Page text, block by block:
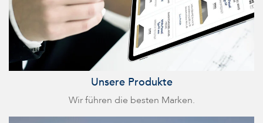
Unsere Produkte
Wir führen die besten Marken.